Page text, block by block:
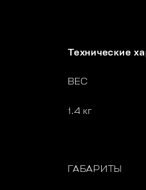
Технические
ВЕС
1.4 кг
ГАБАРИТЫ